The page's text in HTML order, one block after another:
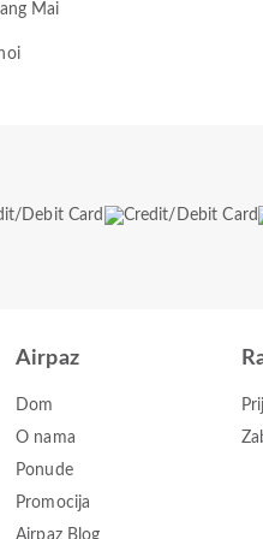
Mai
Airpaz
Dom
O nama
Ponude
Promocija
Airpaz Blog